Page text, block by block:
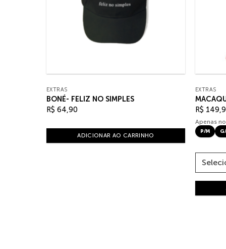
EXTRAS
BONÉ- FELIZ NO SIMPLES
R$ 64,90
ADICIONAR AO CARRINHO
EXTRAS
R$
Apenas
P/M